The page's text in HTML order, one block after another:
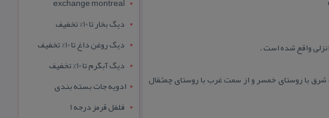
شرق با روستای خمسر و از سمت غرب با روستای چمثقال
دیگ بخار تا 10% تخفیف
دیگ روغن داغ تا 10% تخفیف
دیگ آبگرم تا 10% تخفیف
ادویه جات بسته بندی
فلفل قرمز درجه 1